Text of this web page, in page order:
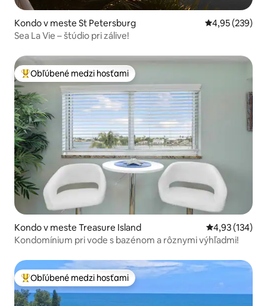
Kondo v meste St Petersburg Priemerné
4,95 (239)
Sea La Vie – štúdio pri zálive!
Najobľúbenejšie medzi hosťami
Obľúbené medzi hosťami
Kondo v meste Treasure Island Priemerné
4,93 (134)
Kondomínium pri vode s bazénom a rôznymi výhľadmi!
Najobľúbenejšie medzi hosťami
Obľúbené medzi hosťami